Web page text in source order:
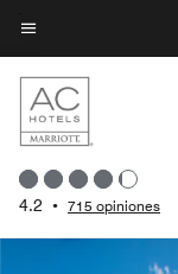
Skip
to
main
content
Texto del menú
4.2 • 715 opiniones